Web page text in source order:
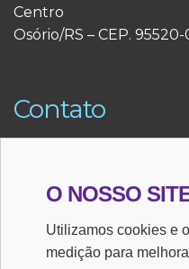
Centro
Osório/RS – CEP.
Contato
(51) 98484-3291
E-mail
O NOSSO
Utilizamos cookies e
medição para